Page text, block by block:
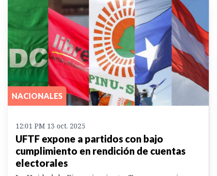
NACIONALES
12:01 PM 13 oct. 2025
UFTF expone a partidos con bajo
cumplimiento en rendición de cuentas
electorales